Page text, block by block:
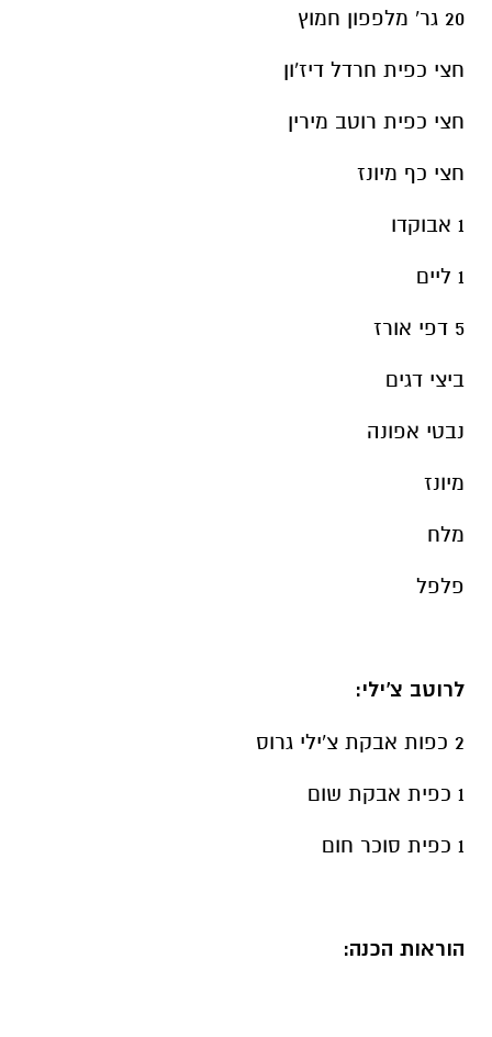
20 גר' מלפפון חמוץ
חצי כפית חרדל דיז'ון
חצי כפית רוטב מירין
חצי כף מיונז
1 אבוקדו
1 ליים
5 דפי אורז
ביצי דגים
נבטי אפונה
מיונז
מלח
פלפל
לרוטב צ'ילי:
2 כפות אבקת צ'ילי גרוס
1 כפית אבקת שום
1 כפית סוכר חום
הוראות הכנה: